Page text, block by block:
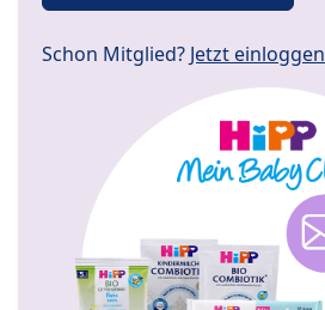
Schon Mitglied? Jetzt einloggen